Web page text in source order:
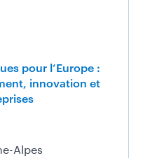
pour l’Europe :
innovation et
Alpes